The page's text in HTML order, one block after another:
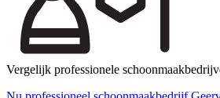
Vergelijk professionele